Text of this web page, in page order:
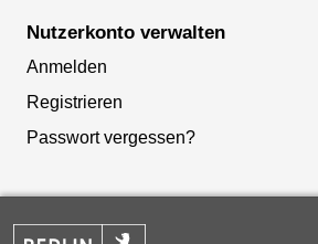
Nutzerkonto verwalten
Anmelden
Registrieren
Passwort vergessen?